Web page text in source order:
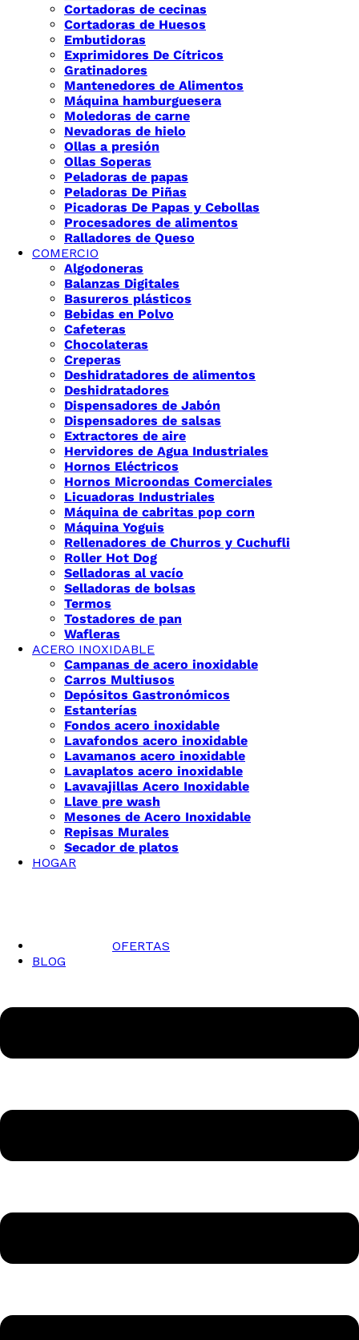
Cortadoras de cecinas
Cortadoras de Huesos
Embutidoras
Exprimidores De Cítricos
Gratinadores
Mantenedores de Alimentos
Máquina hamburguesera
Moledoras de carne
Nevadoras de hielo
Ollas a presión
Ollas Soperas
Peladoras de papas
Peladoras De Piñas
Picadoras De Papas y Cebollas
Procesadores de alimentos
Ralladores de Queso
COMERCIO
Algodoneras
Balanzas Digitales
Basureros plásticos
Bebidas en Polvo
Cafeteras
Chocolateras
Creperas
Deshidratadores de alimentos
Deshidratadores
Dispensadores de Jabón
Dispensadores de salsas
Extractores de aire
Hervidores de Agua Industriales
Hornos Eléctricos
Hornos Microondas Comerciales
Licuadoras Industriales
Máquina de cabritas pop corn
Máquina Yoguis
Rellenadores de Churros y Cuchufli
Roller Hot Dog
Selladoras al vacío
Selladoras de bolsas
Termos
Tostadores de pan
Wafleras
ACERO INOXIDABLE
Campanas de acero inoxidable
Carros Multiusos
Depósitos Gastronómicos
Estanterías
Fondos acero inoxidable
Lavafondos acero inoxidable
Lavamanos acero inoxidable
Lavaplatos acero inoxidable
Lavavajillas Acero Inoxidable
Llave pre wash
Mesones de Acero Inoxidable
Repisas Murales
Secador de platos
HOGAR
OFERTAS
BLOG